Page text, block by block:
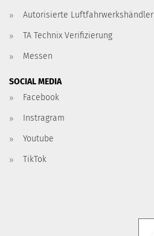
Autorisierte Luftfahrwerkshändler
TA Technix Verifizierung
Messen
SOCIAL MEDIA
Facebook
Instragram
Youtube
TikTok